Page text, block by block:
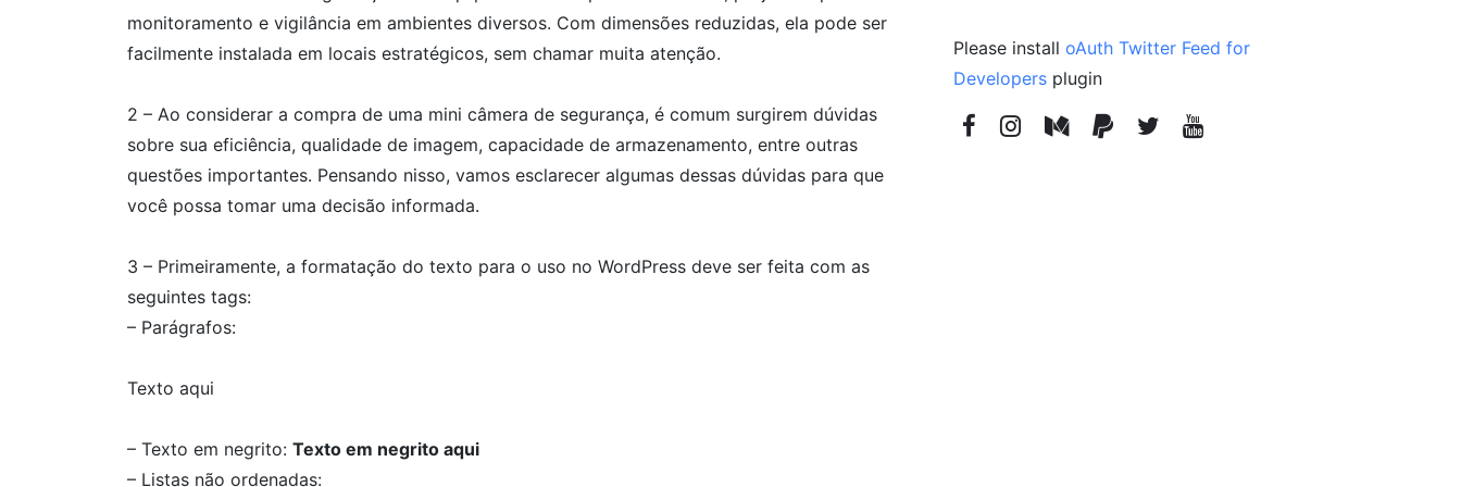
monitoramento e vigilância em ambientes diversos. Com dimensões reduzidas, ela pode ser
facilmente instalada em locais estratégicos, sem chamar muita atenção.
2 – Ao considerar a compra de uma mini câmera de segurança, é comum surgirem dúvidas
sobre sua eficiência, qualidade de imagem, capacidade de armazenamento, entre outras
questões importantes. Pensando nisso, vamos esclarecer algumas dessas dúvidas para que
você possa tomar uma decisão informada.
3 – Primeiramente, a formatação do texto para o uso no WordPress deve ser feita com as
seguintes tags:
– Parágrafos:
Texto aqui
– Texto em negrito: Texto em negrito aqui
– Listas não ordenadas:
Please install oAuth Twitter Feed for
Developers plugin